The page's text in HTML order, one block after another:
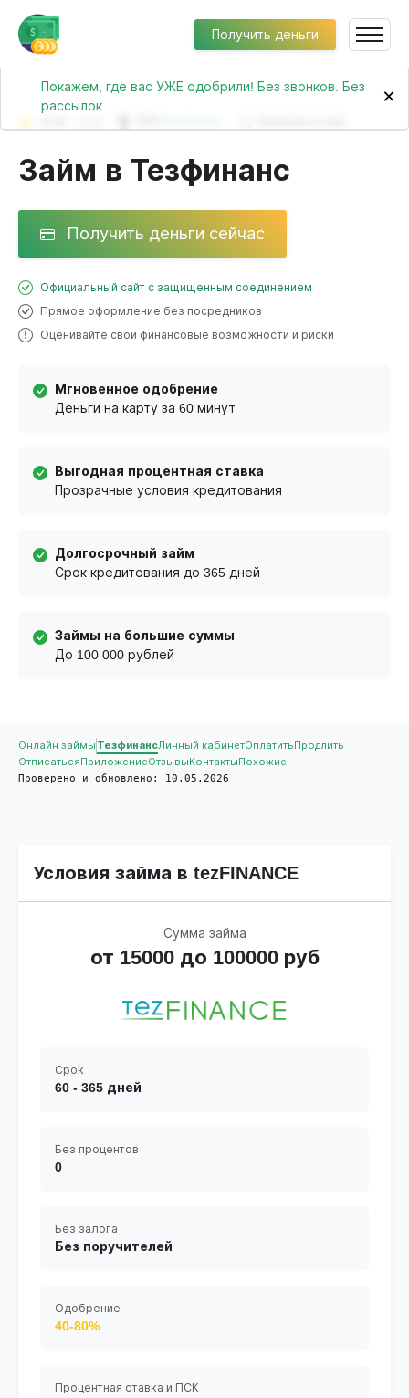
Получить деньги
Покажем, где вас УЖЕ одобрили! Без звонков. Без
рассылок.
×
Займ в Тезфинанс
Получить деньги сейчас
Официальный сайт с защищенным соединением
Прямое оформление без посредников
Оценивайте свои финансовые возможности и риски
Мгновенное одобрение
Деньги на карту за 60 минут
Выгодная процентная ставка
Прозрачные условия кредитования
Долгосрочный займ
Срок кредитования до 365 дней
Займы на большие суммы
До 100 000 рублей
Онлайн займы ТезфинансЛичный кабинетОплатить Продлить
Отписаться ПриложениеОтзывы Контакты Похожие
Проверено и обновлено: 10.05.2026
Условия займа в tezFINANCE
Сумма займа
от 15000 до 100000 руб
Срок
60 - 365 дней
Без процентов
0
Без залога
Без поручителей
Одобрение
40-80%
Процентная ставка и ПСК